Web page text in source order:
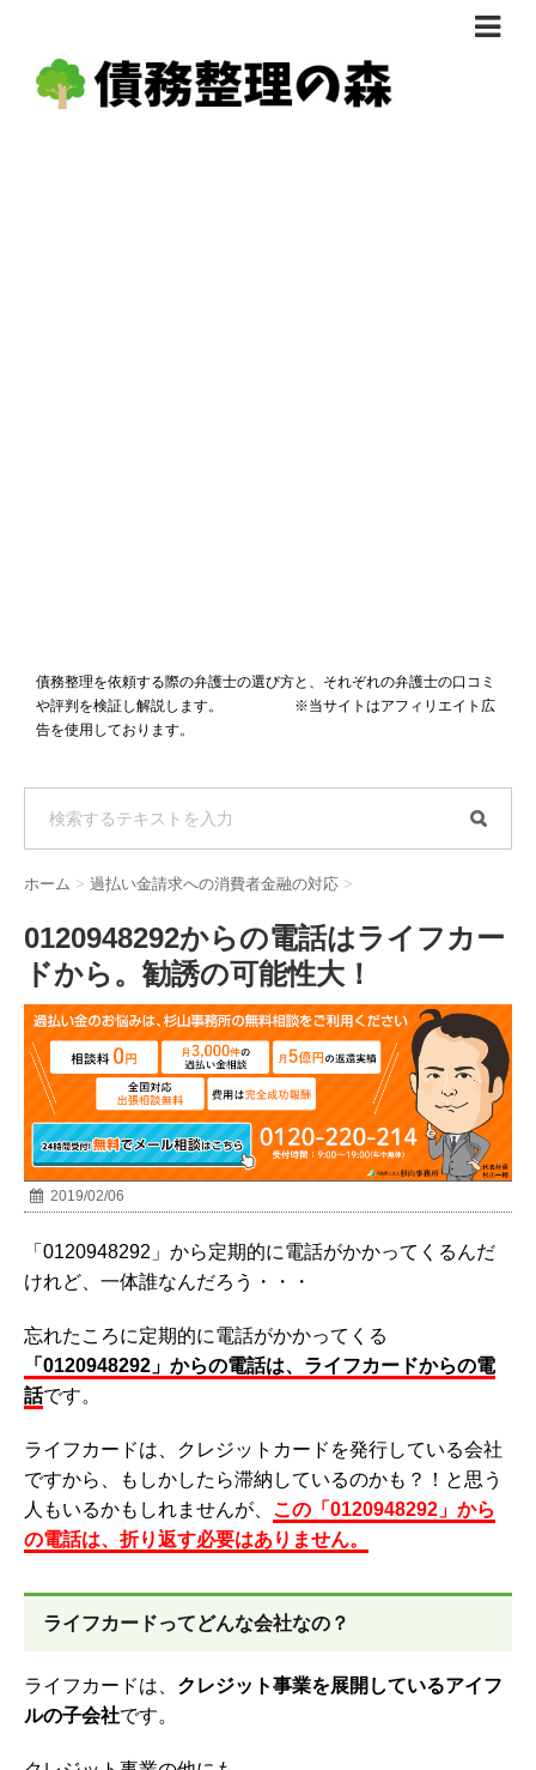
債務整理体験談
債務整理を依頼する際の弁護士の選び方と、それぞれの弁護士の口コミ
や評判を検証し解説します。 ※当サイトはアフィリエイト広
告を使用しております。
ホーム > 過払い金請求への消費者金融の対応 >
0120948292からの電話はライフカー
ドから。勧誘の可能性大！
2019/02/06
「0120948292」から定期的に電話がかかってくるんだ
けれど、一体誰なんだろう・・・
忘れたころに定期的に電話がかかってくる
「0120948292」からの電話は、ライフカードからの電
話です。
ライフカードは、クレジットカードを発行している会社
ですから、もしかしたら滞納しているのかも？！と思う
人もいるかもしれませんが、 この「0120948292」から
の電話は、折り返す必要はありません。
ライフカードってどんな会社なの？
ライフカードは、 クレジット事業を展開しているアイフ
ルの子会社です。